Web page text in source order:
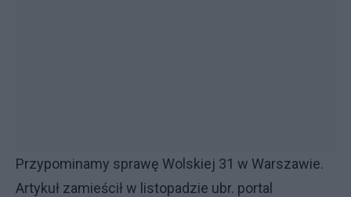
Przypominamy sprawę Wolskiej 31 w Warszawie.
Artykuł zamieścił w listopadzie ubr. portal